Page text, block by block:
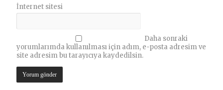
İnternet sitesi
Daha sonraki
yorumlarımda kullanılması için adım, e-posta adresim ve
site adresim bu tarayıcıya kaydedilsin.